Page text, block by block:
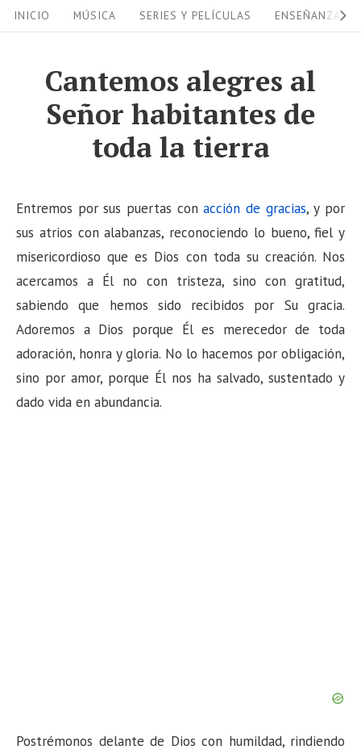
k
i
INICIO MÚSICA SERIES Y PELÍCULAS ENSEÑANZAS
Cantemos alegres al
Señor habitantes de
toda la tierra
Entremos por sus puertas conacción de gracias, y por
sus atrios con alabanzas, reconociendo lo bueno, fiel y
misericordioso que es Dios con toda su creación. Nos
acercamos a Él no con tristeza, sino con gratitud,
sabiendo que hemos sido recibidos por Su gracia.
Adoremos a Dios porque Él es merecedor de toda
adoración, honra y gloria. No lo hacemos por obligación,
sino por amor, porque Él nos ha salvado, sustentado y
dado vida en abundancia.
Postrémonos delante de Dios con humildad, rindiendo